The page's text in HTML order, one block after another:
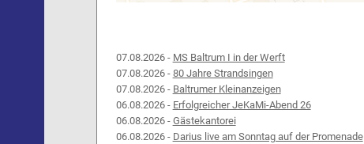
07.08.2026 - MS Baltrum I in der Werft
07.08.2026 - 80 Jahre Strandsingen
07.08.2026 - Baltrumer Kleinanzeigen
06.08.2026 - Erfolgreicher JeKaMi-Abend 26
06.08.2026 - Gästekantorei
06.08.2026 - Darius live am Sonntag auf der Promenade